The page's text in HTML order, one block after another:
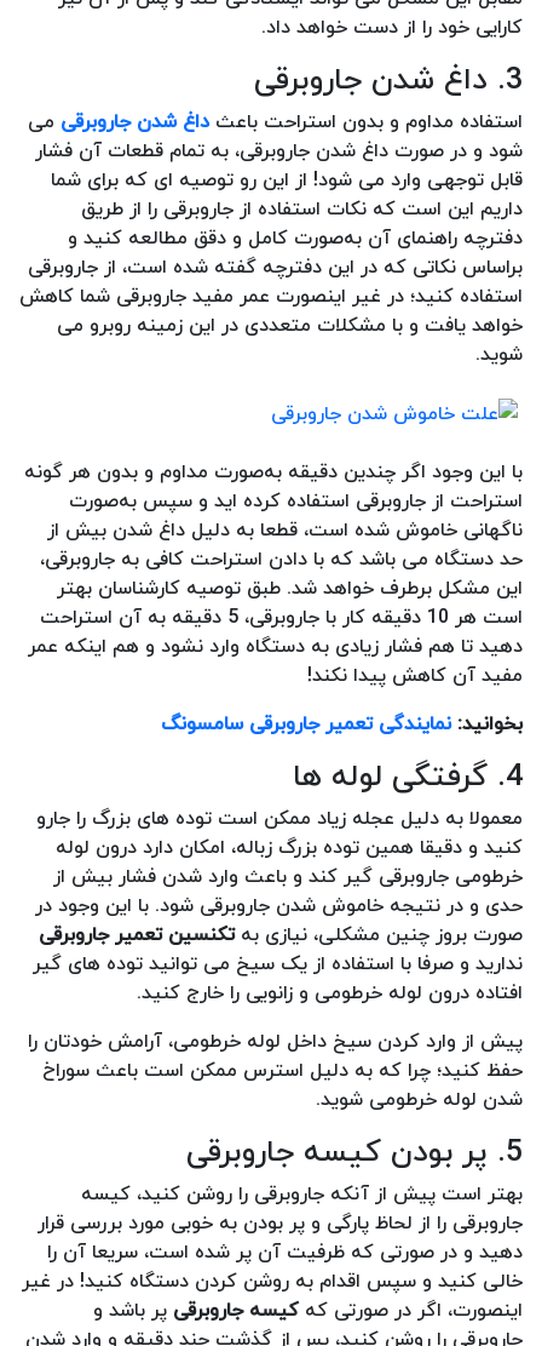
کارایی خود را از دست خواهد داد.
3. داغ شدن جاروبرقی
استفاده مداوم و بدون استراحت باعثداغ شدن جاروبرقی می
شود و در صورت داغ شدن جاروبرقی، به تمام قطعات آن فشار
قابل توجهی وارد می شود! از این رو توصیه ای که برای شما
داریم این است که نکات استفاده از جاروبرقی را از طریق
دفترچه راهنمای آن به‌صورت کامل و دقق مطالعه کنید و
براساس نکاتی که در این دفترچه گفته شده است، از جاروبرقی
استفاده کنید؛ در غیر اینصورت عمر مفید جاروبرقی شما کاهش
خواهد یافت و با مشکلات متعددی در این زمینه روبرو می
شوید.
با این وجود اگر چندین دقیقه به‌صورت مداوم و بدون هر گونه
استراحت از جاروبرقی استفاده کرده اید و سپس به‌صورت
ناگهانی خاموش شده است، قطعا به دلیل داغ شدن بیش از
حد دستگاه می باشد که با دادن استراحت کافی به جاروبرقی،
این مشکل برطرف خواهد شد. طبق توصیه کارشناسان بهتر
است هر 10 دقیقه کار با جاروبرقی، 5 دقیقه به آن استراحت
دهید تا هم فشار زیادی به دستگاه وارد نشود و هم اینکه عمر
مفید آن کاهش پیدا نکند!
بخوانید:نمایندگی تعمیر جاروبرقی سامسونگ
4. گرفتگی لوله ها
معمولا به دلیل عجله زیاد ممکن است توده های بزرگ را جارو
کنید و دقیقا همین توده بزرگ زباله، امکان دارد درون لوله
خرطومی جاروبرقی گیر کند و باعث وارد شدن فشار بیش از
حدی و در نتیجه خاموش شدن جاروبرقی شود. با این وجود در
صورت بروز چنین مشکلی، نیازی بهتکنسین تعمیر جاروبرقی
ندارید و صرفا با استفاده از یک سیخ می توانید توده های گیر
افتاده درون لوله خرطومی و زانویی را خارج کنید.
پیش از وارد کردن سیخ داخل لوله خرطومی، آرامش خودتان را
حفظ کنید؛ چرا که به دلیل استرس ممکن است باعث سوراخ
شدن لوله خرطومی شوید.
5. پر بودن کیسه جاروبرقی
بهتر است پیش از آنکه جاروبرقی را روشن کنید، کیسه
جاروبرقی را از لحاظ پارگی و پر بودن به خوبی مورد بررسی قرار
دهید و در صورتی که ظرفیت آن پر شده است، سریعا آن را
خالی کنید و سپس اقدام به روشن کردن دستگاه کنید! در غیر
اینصورت، اگر در صورتی کهکیسه جاروبرقی پر باشد و
جاروبرقی را روشن کنید، پس از گذشت چند دقیقه و وارد شدن